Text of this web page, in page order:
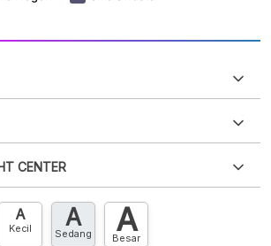
Daftar sekarang
CENTER
sekarang »
A
Kecil A
Sedang A
Besar